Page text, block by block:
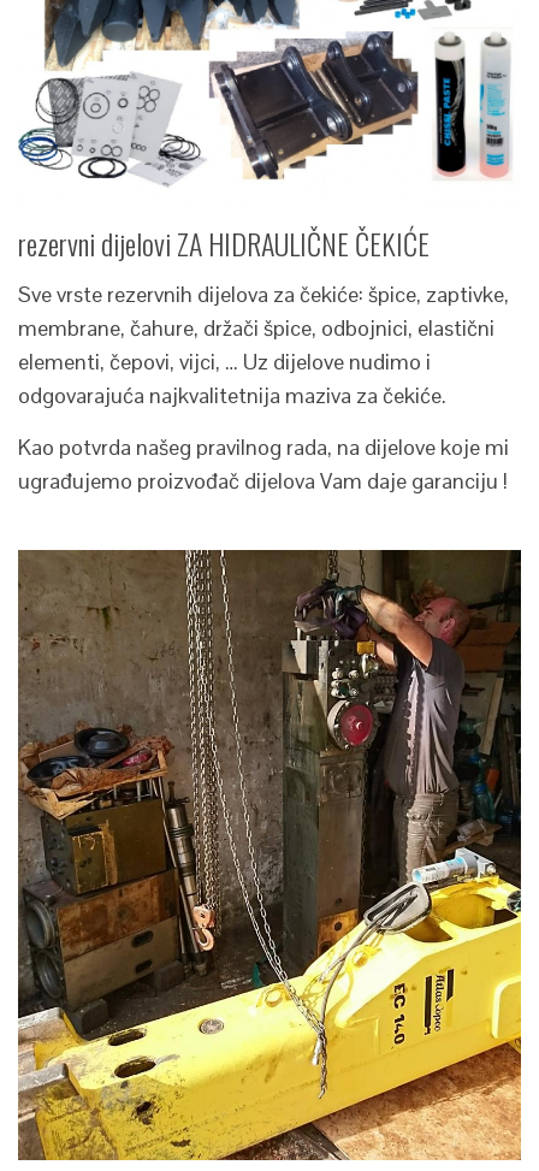
rezervni dijelovi ZA HIDRAULIČNE ČEKIĆE
Sve vrste rezervnih dijelova za čekiće: špice, zaptivke,
membrane, čahure, držači špice, odbojnici, elastični
elementi, čepovi, vijci, … Uz dijelove nudimo i
odgovarajuća najkvalitetnija maziva za čekiće.
Kao potvrda našeg pravilnog rada, na dijelove koje mi
ugrađujemo proizvođač dijelova Vam daje garanciju !